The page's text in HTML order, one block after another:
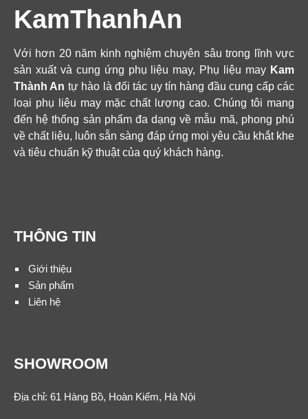
KamThanhAn
Với hơn 20 năm kinh nghiệm chuyên sâu trong lĩnh vực
sản xuất và cung ứng phụ liệu may, Phụ liệu may Kam
Thành An tự hào là đối tác uy tín hàng đầu cung cấp các
loại phụ liệu may mặc chất lượng cao. Chúng tôi mang
đến hệ thống sản phẩm đa dạng về mẫu mã, phong phú
về chất liệu, luôn sẵn sàng đáp ứng mọi yêu cầu khắt khe
và tiêu chuẩn kỹ thuật của quý khách hàng.
THÔNG TIN
Giới thiệu
Sản phẩm
Liên hệ
SHOWROOM
Địa chỉ: 61 Hàng Bồ, Hoàn Kiếm, Hà Nội